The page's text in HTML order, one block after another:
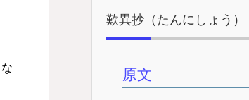
歎異抄（たんにしょう）
原文